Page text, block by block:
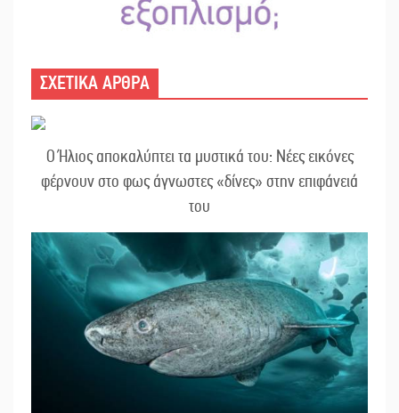
ΣΧΕΤΙΚΑ ΑΡΘΡΑ
Ο Ήλιος αποκαλύπτει τα μυστικά του: Νέες εικόνες
φέρνουν στο φως άγνωστες «δίνες» στην επιφάνειά
του